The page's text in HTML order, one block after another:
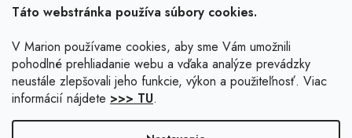
Táto webstránka používa súbory cookies.
V Marion používame cookies, aby sme Vám umožnili
pohodlné prehliadanie webu a vďaka analýze prevádzky
neustále zlepšovali jeho funkcie, výkon a použiteľnosť. Viac
informácií nájdete >>> TU.
Vytvoril Shoptet|Upravil Balkys